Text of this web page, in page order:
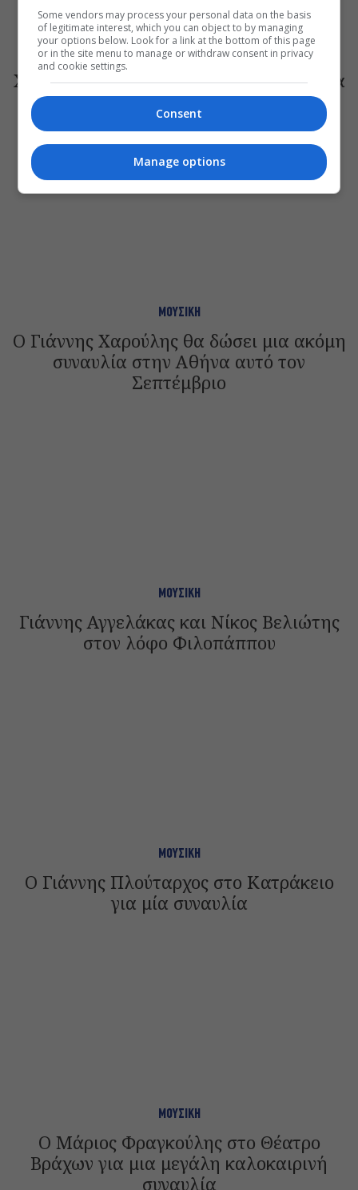
ΜΟΥΣΙΚΗ
Choreka: Η μουσική παράσταση του
Χαράλαμπου Γωγιού φέρνει τη γυναικεία
φωνή στη Μικρή Επίδαυρο
ΜΟΥΣΙΚΗ
Ο Γιάννης Χαρούλης θα δώσει μια ακόμη
συναυλία στην Αθήνα αυτό τον
Σεπτέμβριο
ΜΟΥΣΙΚΗ
Γιάννης Αγγελάκας και Νίκος Βελιώτης
στον λόφο Φιλοπάππου
ΜΟΥΣΙΚΗ
Ο Γιάννης Πλούταρχος στο Κατράκειο
για μία συναυλία
ΜΟΥΣΙΚΗ
Ο Μάριος Φραγκούλης στο Θέατρο
Βράχων για μια μεγάλη καλοκαιρινή
συναυλία
Some vendors may process your personal data on the basis
of legitimate interest, which you can object to by managing
your options below. Look for a link at the bottom of this page
or in the site menu to manage or withdraw consent in privacy
and cookie settings.
Consent
Manage options